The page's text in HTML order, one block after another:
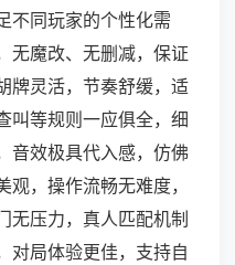
不同玩家的个性化需
无魔改、无删减，保证
牌灵活，节奏舒缓，适
叫等规则一应俱全，细
音效极具代入感，仿佛
，操作流畅无难度，
无压力，真人匹配机制
对局体验更佳，支持自